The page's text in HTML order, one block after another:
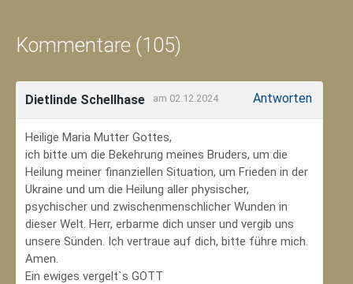
Kommentare (105)
Dietlinde Schellhase am 02.12.2024 Antworten
Heilige Maria Mutter Gottes,
ich bitte um die Bekehrung meines Bruders, um die
Heilung meiner finanziellen Situation, um Frieden in der
Ukraine und um die Heilung aller physischer,
psychischer und zwischenmenschlicher Wunden in
dieser Welt. Herr, erbarme dich unser und vergib uns
unsere Sünden. Ich vertraue auf dich, bitte führe mich.
Amen.
Ein ewiges vergelt`s GOTT